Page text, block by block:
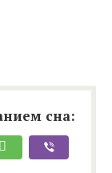
сна: